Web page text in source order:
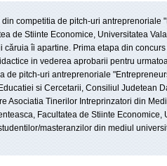
competitia de pitch-uri
de Stiinte Economice, Universitatea
îi apartine. Prima etapa din
in vederea aprobarii pentru
pitch-uri antreprenoriale
si Cercetarii, Consiliul Judetean
Asociatia Tinerilor Intreprinzatori din
Facultatea de Stiinte Economice,
masteranzilor din mediul